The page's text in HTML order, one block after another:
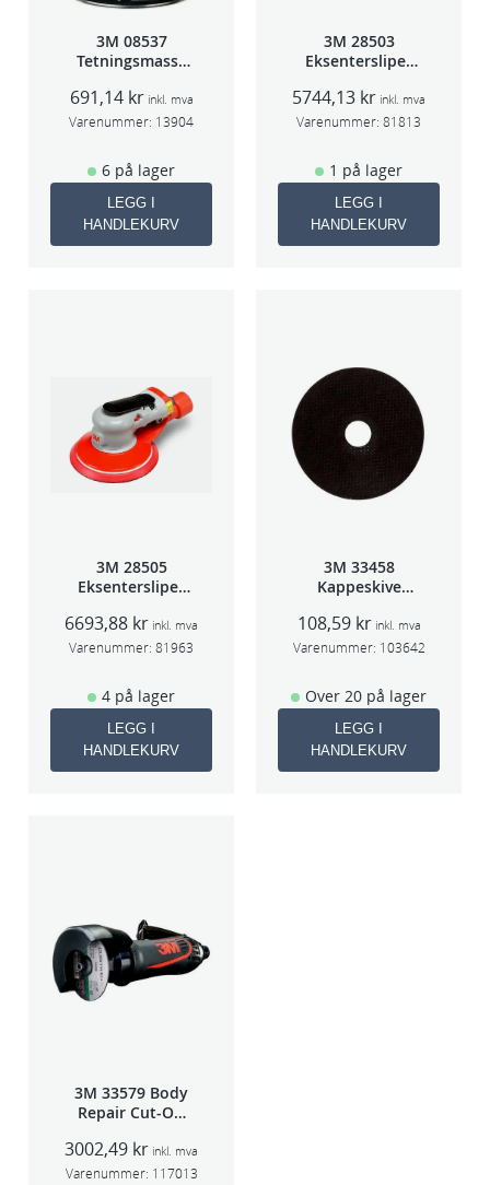
a
l
3M 08537
Tetningsmasse
691,14 kr inkl. mva
Varenummer: 13904
6 på lager
LEGG I
HANDLEKURV
3M 28503
Eksentersliper
5mm slag
75mm
5744,13 kr inkl. mva
Varenummer: 81813
1 på lager
LEGG I
HANDLEKURV
3M 28505
Eksentersliper
2,5mm slag
75mm
6693,88 kr inkl. mva
Varenummer: 81963
4 på lager
LEGG I
HANDLEKURV
3M 33458
Kappeskive
5stk/pk pris/stk
108,59 kr inkl. mva
Varenummer: 103642
Over 20 på lager
LEGG I
HANDLEKURV
3M 33579 Body
Repair Cut-Off
75mm
3002,49 kr inkl. mva
Varenummer: 117013